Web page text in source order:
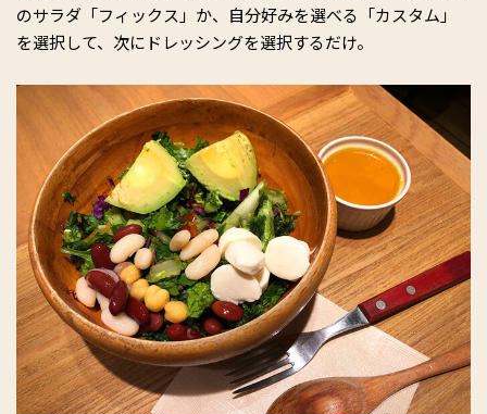
のサラダ「フィックス」か、自分好みを選べる「カスタム」
を選択して、次にドレッシングを選択するだけ。